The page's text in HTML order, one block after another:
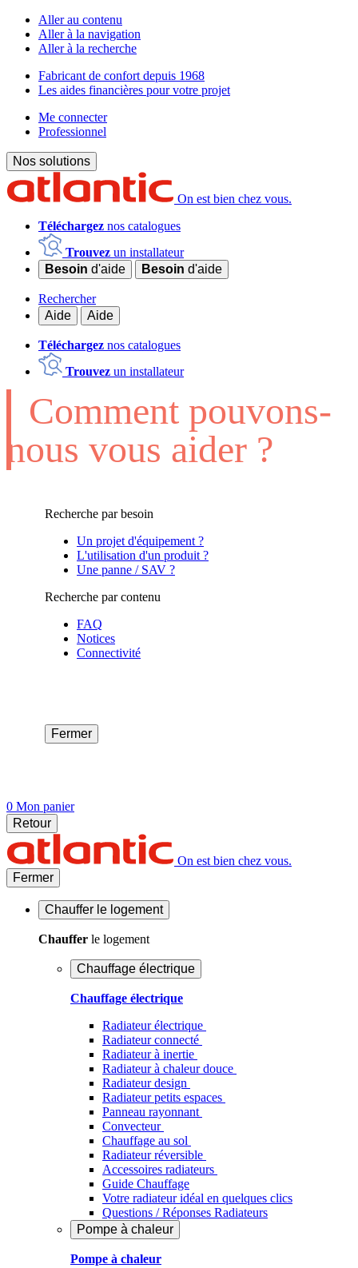
Aller au contenu
Aller à la navigation
Aller à la recherche
Fabricant de confort depuis 1968
Les aides financières pour votre projet
Me connecter
Professionnel
Nos solutions
On est bien chez vous.
Téléchargez nos catalogues
Trouvez un installateur
Besoin d'aide Besoin d'aide
Rechercher
Aide
Aide
Téléchargez nos catalogues
Trouvez un installateur
Comment pouvons-
nous vous aider ?
Recherche par besoin
Un projet d'équipement ?
L'utilisation d'un produit ?
Une panne / SAV ?
Recherche par contenu
FAQ
Notices
Connectivité
Fermer
0 Mon panier
Retour
On est bien chez vous.
Fermer
Chauffer le logement
Chauffer le logement
Chauffage électrique
Chauffage électrique
Radiateur électrique
Radiateur connecté
Radiateur à inertie
Radiateur à chaleur douce
Radiateur design
Radiateur petits espaces
Panneau rayonnant
Convecteur
Chauffage au sol
Radiateur réversible
Accessoires radiateurs
Guide Chauffage
Votre radiateur idéal en quelques clics
Questions / Réponses Radiateurs
Pompe à chaleur
Pompe à chaleur